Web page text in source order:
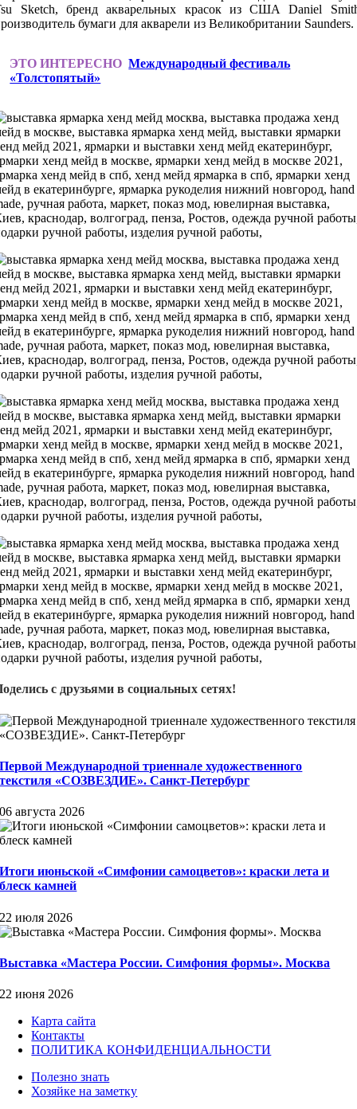
Sketch, бренд акварельных красок из США Daniel
бумаги для акварели из Великобритании Saunders.
ЭТО ИНТЕРЕСНО Международный фестиваль
«Толстопятый»
с друзьями в социальных сетях!
Первой Международной триеннале художественного
текстиля «СОЗВЕЗДИЕ». Санкт-Петербург
06 августа 2026
Итоги июньской «Симфонии самоцветов»: краски лета и
блеск камней
22 июля 2026
Выставка «Мастера России. Симфония формы». Москва
22 июня 2026
Карта сайта
Контакты
ПОЛИТИКА КОНФИДЕНЦИАЛЬНОСТИ
Полезно знать
Хозяйке на заметку